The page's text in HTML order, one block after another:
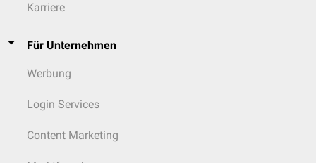
Karriere
Für Unternehmen
Werbung
Login Services
Content Marketing